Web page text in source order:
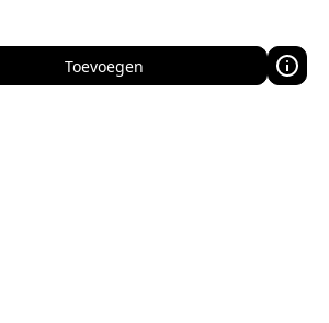
Toevoegen